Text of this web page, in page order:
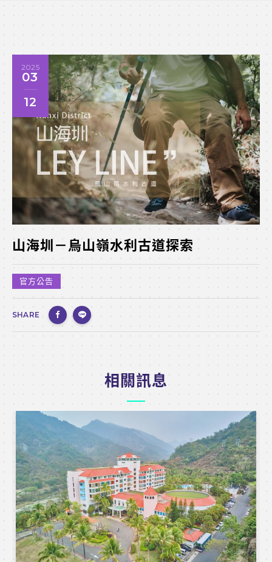
2025
03
12
山海圳－烏山嶺水利古道探索
官方公告
SHARE
相關訊息